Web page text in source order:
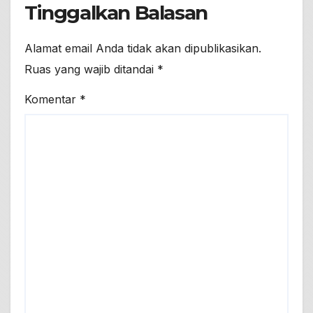
Tinggalkan Balasan
Alamat email Anda tidak akan dipublikasikan.
Ruas yang wajib ditandai *
Komentar *